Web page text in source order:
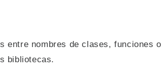
entre nombres de clases, funciones o
bibliotecas.